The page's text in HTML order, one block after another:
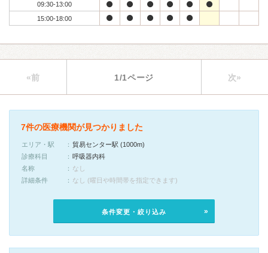
09:30-13:00
15:00-18:00
«前 1/1ページ 次»
7件の医療機関が見つかりました
エリア・駅
貿易センター駅 (1000m)
診療科目
呼吸器内科
名称
なし
詳細条件
なし (曜日や時間帯を指定できます)
条件変更・絞り込み